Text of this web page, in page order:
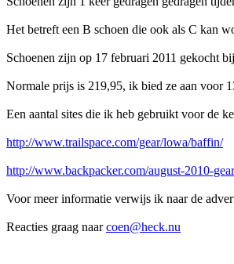
Het betreft een B schoen die ook als C kan
Schoenen zijn op 17 februari 2011 gekocht
Normale prijs is 219,95, ik bied ze aan voor
Een aantal sites die ik heb gebruikt voor de
http://www.trailspace.com/gear/lowa/baffin/
http://www.backpacker.com/august-2010-
Voor meer informatie verwijs ik naar de
Reacties graag naarcoen@heck.nu